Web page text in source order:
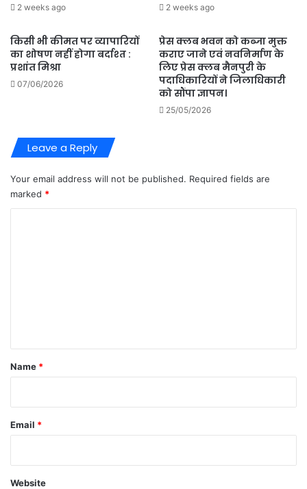
2 weeks ago 2 weeks ago
किसी भी कीमत पर व्यापारियों
का शोषण नहीं होगा बर्दाश्त :
प्रशांत मिश्रा
07/06/2026
प्रेस क्लब भवन को कब्जा मुक्त
कराए जाने एवं नवनिर्माण के
लिए प्रेस क्लब मैनपुरी के
पदाधिकारियों ने जिलाधिकारी
को सौंपा ज्ञापन।
25/05/2026
Leave a Reply
Your email address will not be published. Required fields are
marked *
*
Name *
Email *
Website